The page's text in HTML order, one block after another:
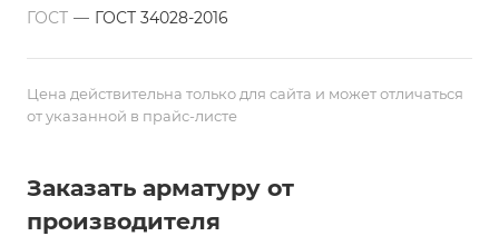
ГОСТ — ГОСТ 34028-2016
Цена действительна только для сайта и может отличаться
от указанной в прайс-листе
Заказать арматуру от
производителя